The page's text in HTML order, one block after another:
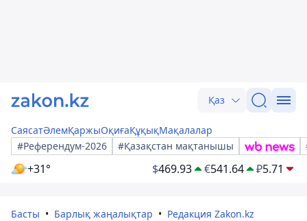
Қаз
СаясатӘлемҚаржыОқиғаҚұқықМақалалар
#Референдум-2026
#Қазақстан мақтанышы
+31° $469.93 €541.64 ₽5.71
Басты Барлық жаңалықтар Редакция Zakon.kz